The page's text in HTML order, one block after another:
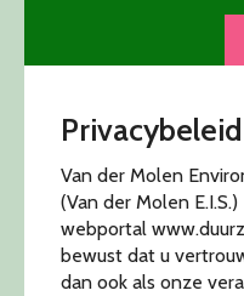
Privacybeleid
Van der Molen
(Van der Molen
webportal
bewust dat u
dan ook als onze